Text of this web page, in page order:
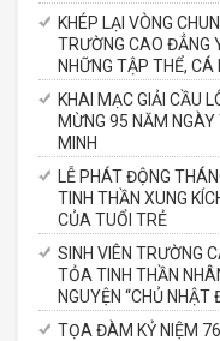
KHÉP LẠI VÒNG
TRƯỜNG CAO ĐẲNG
NHỮNG TẬP THỂ,
KHAI MẠC GIẢI CẦU
MỪNG 95 NĂM
MINH
LỄ PHÁT ĐỘNG
TINH THẦN XUNG
CỦA TUỔI TRẺ
SINH VIÊN TRƯỜNG
TỎA TINH THẦN
NGUYỆN “CHỦ
TỌA ĐÀM KỶ NIỆM